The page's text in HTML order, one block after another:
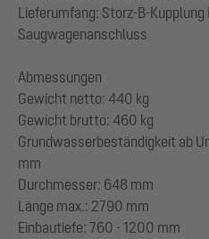
Lieferumfang: Storz-B-Kupplung
Saugwagenanschluss
Abmessungen
Gewicht netto: 440 kg
Gewicht brutto: 460 kg
Grundwasserbeständigkeit ab
mm
Durchmesser: 648 mm
Länge max.: 2790 mm
Einbautiefe: 760 - 1200 mm